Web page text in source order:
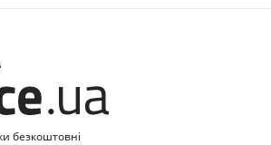
безкоштовні